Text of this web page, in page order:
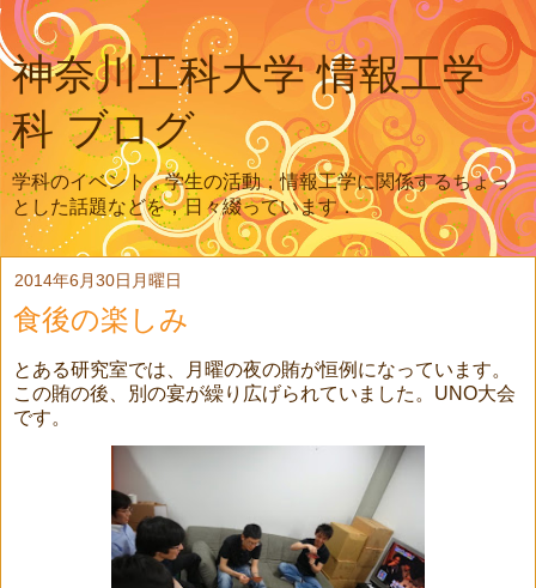
神奈川工科大学 情報工学
科 ブログ
学科のイベント，学生の活動，情報工学に関係するちょっ
とした話題などを，日々綴っています．
2014年6月30日月曜日
食後の楽しみ
とある研究室では、月曜の夜の賄が恒例になっています。
この賄の後、別の宴が繰り広げられていました。UNO大会
です。